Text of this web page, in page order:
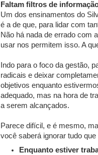
Faltam filtros de
Um dos ensinamentos do
é a de que, para lidar com
Não há nada de errado com
usar nos permitem isso. A
Indo para o foco da gestão,
radicais e deixar
objetivos enquanto
adequado, mas na hora de
a serem alcançados.
Parece difícil, e é mesmo,
você saberá ignorar tudo
Enquanto estiver